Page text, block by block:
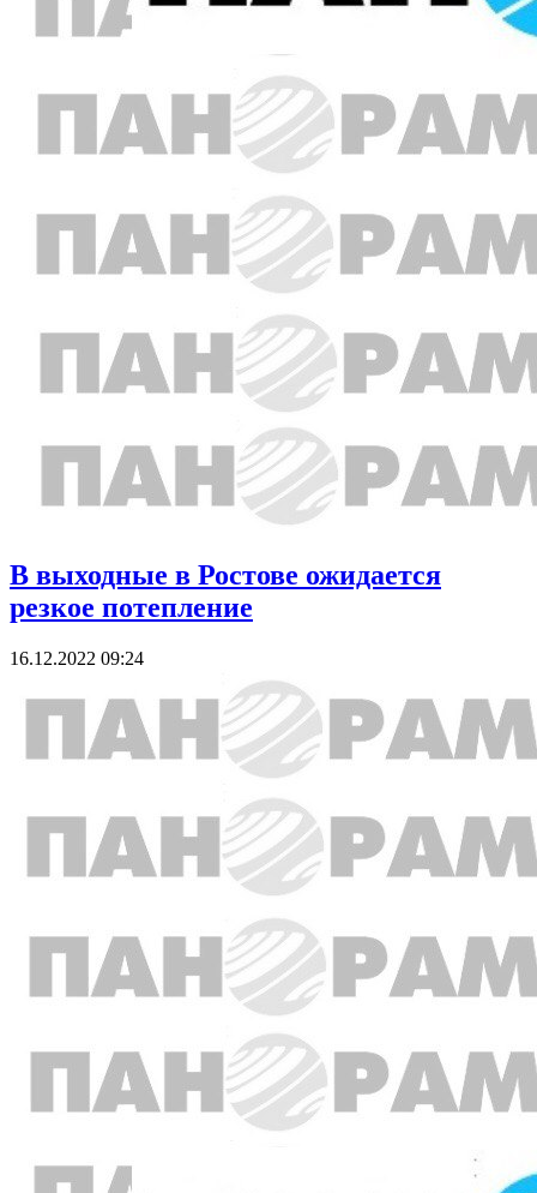
В выходные в Ростове ожидается
резкое потепление
16.12.2022 09:24